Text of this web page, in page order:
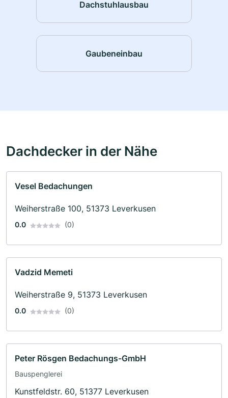
Dachstuhlausbau
Gaubeneinbau
Dachdecker in der Nähe
Vesel Bedachungen
Weiherstraße 100, 51373 Leverkusen
0.0 (0)
Vadzid Memeti
Weiherstraße 9, 51373 Leverkusen
0.0 (0)
Peter Rösgen Bedachungs-GmbH
Bauspenglerei
Kunstfeldstr. 60, 51377 Leverkusen